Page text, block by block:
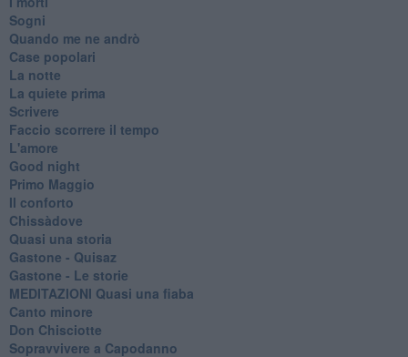
Sogni
Quando me ne andrò
Case popolari
La notte
La quiete prima
Scrivere
Faccio scorrere il tempo
L'amore
Good night
Primo Maggio
Il conforto
Chissàdove
Quasi una storia
Gastone - Quisaz
Gastone - Le storie
MEDITAZIONI Quasi una fiaba
Canto minore
Don Chisciotte
Sopravvivere a Capodanno